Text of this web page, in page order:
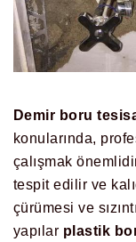
Demir boru
konularında,
çalışmak
tespit edilir ve
çürümesi ve
yapılar plastik